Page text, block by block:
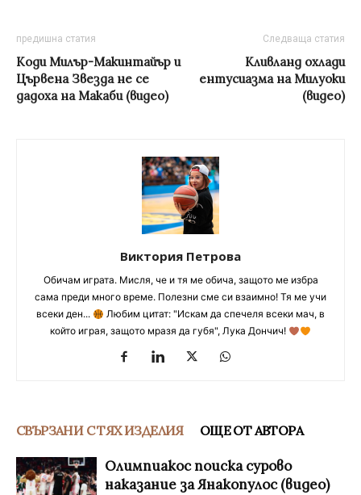
предишна статия
Коди Милър-Макинтайър и
Цървена Звезда не се
дадоха на Макаби (видео)
Следваща статия
Кливланд охлади
ентусиазма на Милуоки
(видео)
Виктория Петрова
Обичам играта. Мисля, че и тя ме обича, защото ме избра
сама преди много време. Полезни сме си взаимно! Тя ме учи
всеки ден...
Любим цитат: "Искам да спечеля всеки мач, в
който играя, защото мразя да губя", Лука Дончич!
СВЪРЗАНИ С ТЯХ ИЗДЕЛИЯ ОЩЕ ОТ АВТОРА
Олимпиакос поиска сурово
наказание за Янакопулос (видео)